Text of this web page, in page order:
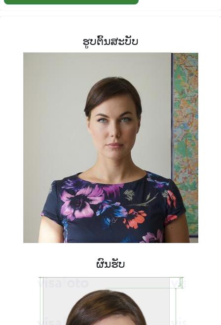
ຮູບຕົ້ນສະບັບ
ຜົນຮັບ